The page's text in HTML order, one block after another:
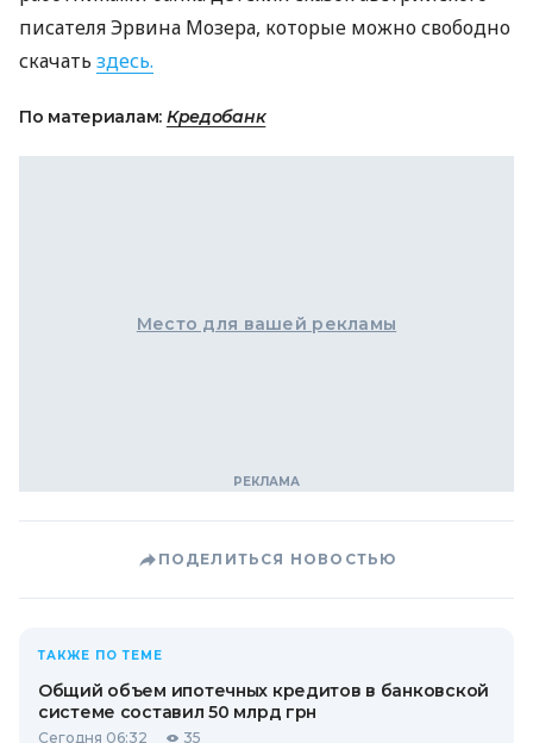
писателя Эрвина Мозера, которые можно свободно
скачать здесь.
По материалам: Кредобанк
Место для вашей рекламы
ПОДЕЛИТЬСЯ НОВОСТЬЮ
ТАКЖЕ ПО ТЕМЕ
Общий объем ипотечных кредитов в банковской
системе составил 50 млрд грн
Сегодня 06:32 35